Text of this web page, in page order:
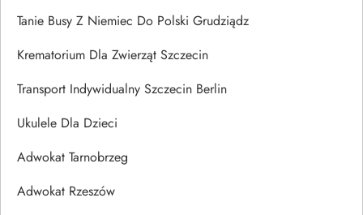
Tanie Busy Z Niemiec Do Polski Grudziądz
Krematorium Dla Zwierząt Szczecin
Transport Indywidualny Szczecin Berlin
Ukulele Dla Dzieci
Adwokat Tarnobrzeg
Adwokat Rzeszów